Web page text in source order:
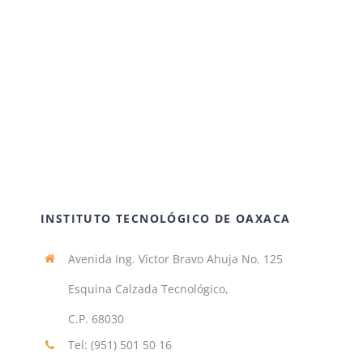
INSTITUTO TECNOLÓGICO DE OAXACA
Avenida Ing. Víctor Bravo Ahuja No. 125
Esquina Calzada Tecnológico,
C.P. 68030
Tel: (951) 501 50 16